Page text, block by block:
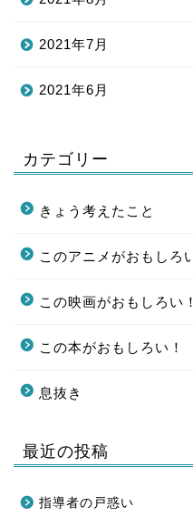
2021年7月
2021年6月
カテゴリー
きょう考えたこと
このアニメがおもしろ
この映画がおもしろい！
この本がおもしろい！
息抜き
最近の投稿
指導者の戸惑い